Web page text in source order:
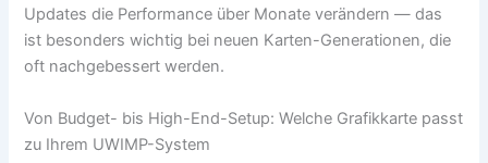
Updates die Performance über Monate verändern — das
ist besonders wichtig bei neuen Karten-Generationen, die
oft nachgebessert werden.
Von Budget- bis High-End-Setup: Welche Grafikkarte passt
zu Ihrem UWIMP-System